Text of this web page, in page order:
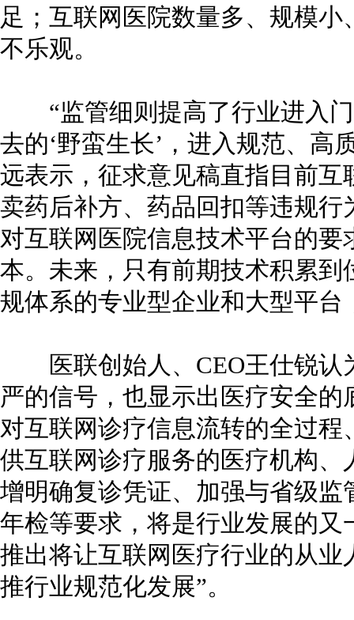
足；互联网医院数量多、规模
不乐观。
“监管细则提高了行业进入门
去的‘野蛮生长’，进入规范、高
远表示，征求意见稿直指目前
卖药后补方、药品回扣等违规
对互联网医院信息技术平台的
本。未来，只有前期技术积累
规体系的专业型企业和大型平
医联创始人、CEO王仕锐认
严的信号，也显示出医疗安全
对互联网诊疗信息流转的全过
供互联网诊疗服务的医疗机构
增明确复诊凭证、加强与省级
年检等要求，将是行业发展的
推出将让互联网医疗行业的从
推行业规范化发展”。